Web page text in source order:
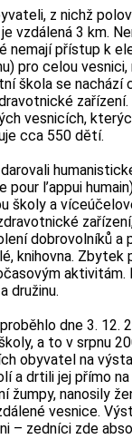
z nichž
vzdálená 3 km.
nemají přístup k
pro celou
škola se nachází
vesnicích,
cca 550 dětí.
pour l’appui
školy a
dobrovolníků a
knihovna. Zbytek
aktivitám.
družinu.
dne 3. 12.
a to v srpnu
obyvatel na
a drtili jej přímo
žumpy, nanosily
vesnice.
– zedníci zde